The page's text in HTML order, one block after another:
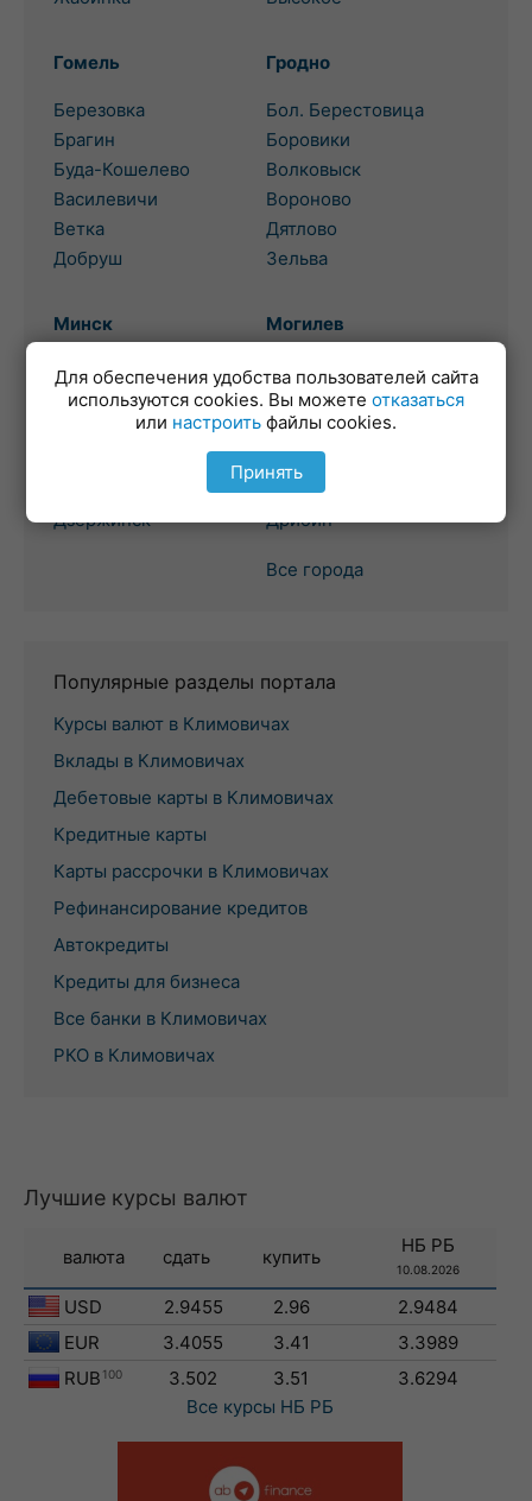
Гомель
Березовка
Брагин
Буда-Кошелево
Василевичи
Ветка
Добруш
Гродно
Бол. Берестовица
Боровики
Волковыск
Вороново
Дятлово
Зельва
Минск
Березино
Борисов
Дзержинск
Могилев
Белыничи
Бобруйск
Быхов
Горки
Дрибин
Все города
Популярные разделы портала
Курсы валют в Климовичах
Вклады в Климовичах
Дебетовые карты в Климовичах
Кредитные карты
Карты рассрочки в Климовичах
Рефинансирование кредитов
Автокредиты
Кредиты для бизнеса
Все банки в Климовичах
РКО в Климовичах
Лучшие курсы валют
валюта сдать купить
НБ РБ
10.08.2026
USD 2.9455 2.96
2.9484
EUR
3.4055 3.41
3.3989
RUB 100 3.502 3.51
3.6294
Все курсы НБ РБ
Для обеспечения удобства пользователей сайта
используются cookies. Вы можете отказаться
или настроить файлы cookies.
Принять